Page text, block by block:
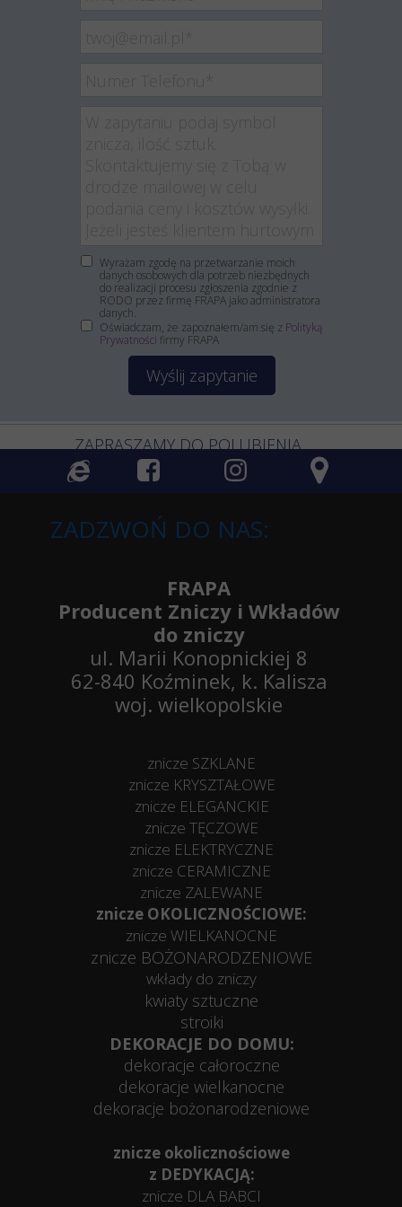
Wyrażam zgodę na przetwarzanie moich
danych osobowych dla potrzeb niezbędnych
do realizacji procesu zgłoszenia zgodnie z
RODO przez firmę FRAPA jako administratora
danych.
Oświadczam, że zapoznałem/am się z Polityką
Prywatności firmy FRAPA
Wyślij zapytanie
ZAPRASZAMY DO POLUBIENIA
ZADZWOŃ DO NAS:
FRAPA
Producent Zniczy i Wkładów
do zniczy
ul. Marii Konopnickiej 8
62-840 Koźminek, k. Kalisza
woj. wielkopolskie
znicze SZKLANE
znicze KRYSZTAŁOWE
znicze ELEGANCKIE
znicze TĘCZOWE
znicze ELEKTRYCZNE
znicze CERAMICZNE
znicze ZALEWANE
znicze OKOLICZNOŚCIOWE:
znicze WIELKANOCNE
znicze BOŻONARODZENIOWE
wkłady do zniczy
kwiaty sztuczne
stroiki
DEKORACJE DO DOMU:
dekoracje całoroczne
dekoracje wielkanocne
dekoracje bożonarodzeniowe
znicze okolicznościowe
z DEDYKACJĄ:
znicze DLA BABCI